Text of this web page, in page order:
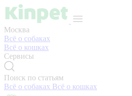
Москва
Всё о собаках
Всё о кошках
Сервисы
Поиск по статьям
Всё о собаках Всё о кошках